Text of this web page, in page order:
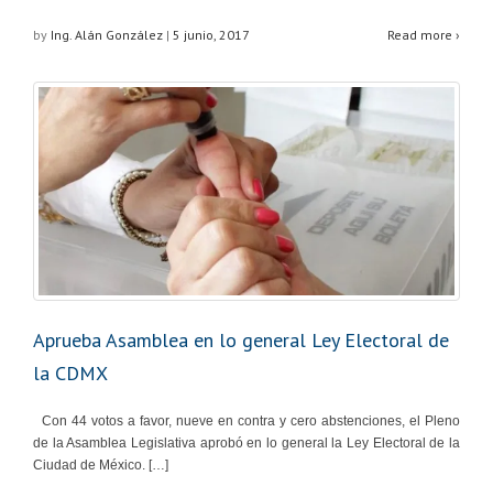
by Ing. Alán González | 5 junio, 2017 Read more ›
Aprueba Asamblea en lo general Ley Electoral de
la CDMX
Con 44 votos a favor, nueve en contra y cero abstenciones, el Pleno
de la Asamblea Legislativa aprobó en lo general la Ley Electoral de la
Ciudad de México. […]